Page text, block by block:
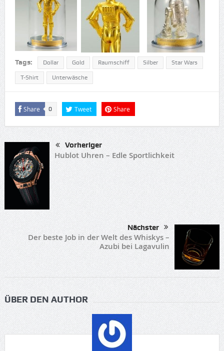
Tags: Dollar Gold Raumschiff Silber Star Wars
T-Shirt Unterwäsche
Share 0 Tweet Share
Vorheriger
Hublot Uhren – Edle Sportlichkeit
Nächster
Der beste Job in der Welt des Whiskys –
Azubi bei Lagavulin
ÜBER DEN AUTHOR